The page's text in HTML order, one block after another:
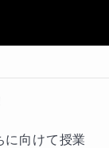
に向けて授業